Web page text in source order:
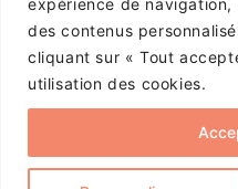
des contenus
cliquant sur « Tout
utilisation des cookies.
13008 MARSEILLE
40 rue de Marquillies
59000 LILLE
Copyright © 2025 ISN.
Réalisation:Digitalify
Politique de